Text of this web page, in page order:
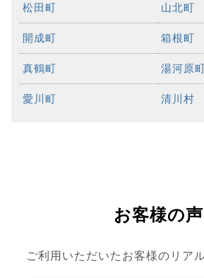
松田町 山北町
開成町 箱根町
真鶴町 湯河原
愛川町 清川村
お客様の声
ご利用いただいたお客様のリア